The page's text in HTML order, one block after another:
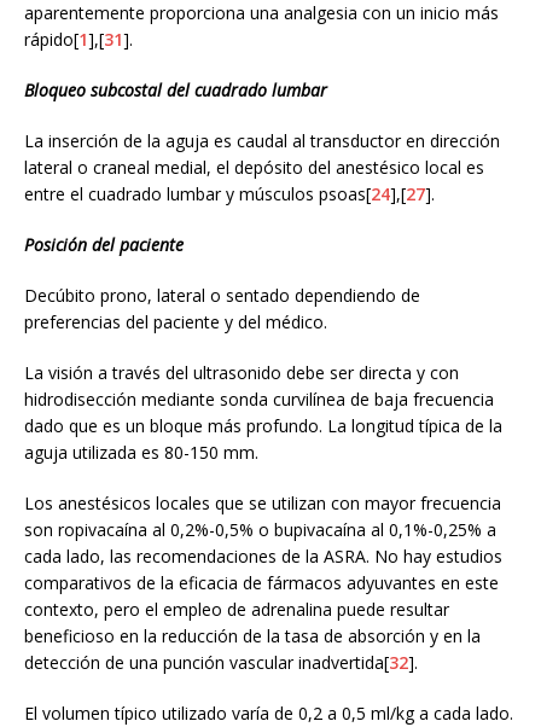
aparentemente proporciona una analgesia con un inicio más
rápido[1],[31].
Bloqueo subcostal del cuadrado lumbar
La inserción de la aguja es caudal al transductor en dirección
lateral o craneal medial, el depósito del anestésico local es
entre el cuadrado lumbar y músculos psoas[24],[27].
Posición del paciente
Decúbito prono, lateral o sentado dependiendo de
preferencias del paciente y del médico.
La visión a través del ultrasonido debe ser directa y con
hidrodisección mediante sonda curvilínea de baja frecuencia
dado que es un bloque más profundo. La longitud típica de la
aguja utilizada es 80-150 mm.
Los anestésicos locales que se utilizan con mayor frecuencia
son ropivacaína al 0,2%-0,5% o bupivacaína al 0,1%-0,25% a
cada lado, las recomendaciones de la ASRA. No hay estudios
comparativos de la eficacia de fármacos adyuvantes en este
contexto, pero el empleo de adrenalina puede resultar
beneficioso en la reducción de la tasa de absorción y en la
detección de una punción vascular inadvertida[32].
El volumen típico utilizado varía de 0,2 a 0,5 ml/kg a cada lado.